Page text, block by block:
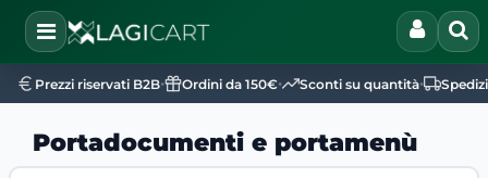
Open
Prezzi riservati B2B• Ordini da 150€• Sconti su quantità•
Portadocumenti e portamenù